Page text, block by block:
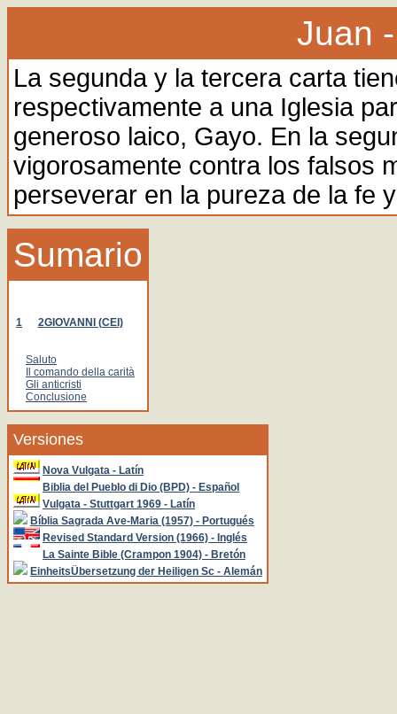
Juan
La segunda y la tercera carta
respectivamente a una Iglesia
generoso laico, Gayo. En la
vigorosamente contra los falsos
perseverar en la pureza de la fe
Sumario
1 2GIOVANNI (CEI)
Saluto
Il comando della carità
Gli anticristi
Conclusione
Versiones
Nova Vulgata - Latín
Biblia del Pueblo di Dio (BPD) - Español
Vulgata - Stuttgart 1969 - Latín
Bíblia Sagrada Ave-Maria (1957) - Portugués
Revised Standard Version (1966) - Inglés
La Sainte Bible (Crampon 1904) - Bretón
EinheitsÜbersetzung der Heiligen Sc - Alemán